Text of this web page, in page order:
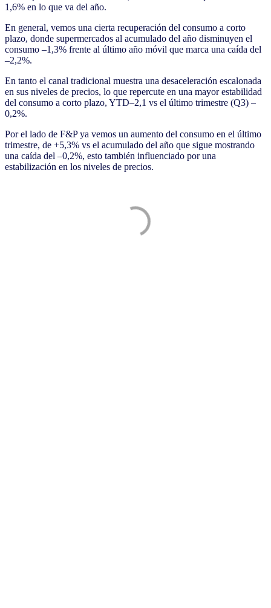
1,6% en lo que va del año.
En general, vemos una cierta recuperación del consumo a corto
plazo, donde supermercados al acumulado del año disminuyen el
consumo –1,3% frente al último año móvil que marca una caída del
–2,2%.
En tanto el canal tradicional muestra una desaceleración escalonada
en sus niveles de precios, lo que repercute en una mayor estabilidad
del consumo a corto plazo, YTD–2,1 vs el último trimestre (Q3) –
0,2%.
Por el lado de F&P ya vemos un aumento del consumo en el último
trimestre, de +5,3% vs el acumulado del año que sigue mostrando
una caída del –0,2%, esto también influenciado por una
estabilización en los niveles de precios.